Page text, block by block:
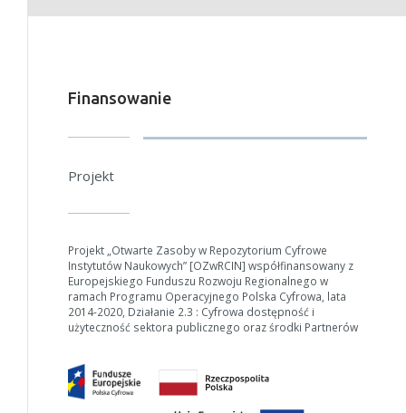
Finansowanie
Projekt
Projekt „Otwarte Zasoby w Repozytorium Cyfrowe
Instytutów Naukowych” [OZwRCIN] współfinansowany z
Europejskiego Funduszu Rozwoju Regionalnego w
ramach Programu Operacyjnego Polska Cyfrowa, lata
2014-2020, Działanie 2.3 : Cyfrowa dostępność i
użyteczność sektora publicznego oraz środki Partnerów